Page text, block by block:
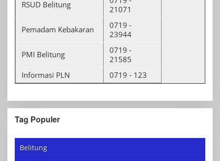
RSUD Belitung
21071
Pemadam Kebakaran
0719 -
23944
PMI Belitung
0719 -
21585
Informasi PLN
0719 - 123
Tag Populer
Belitung